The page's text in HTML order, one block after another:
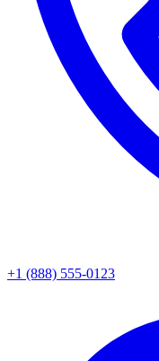
+1 (888) 555-0123